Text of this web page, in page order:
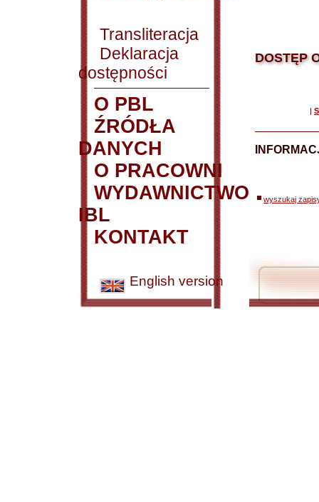
Transliteracja
Deklaracja
dostępności
O PBL
ŹRÓDŁA
DANYCH
O PRACOWNI
WYDAWNICTWO
IBL
KONTAKT
English version
DOSTĘP
|
wyszukaj